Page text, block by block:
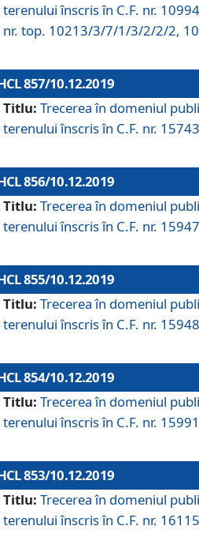
terenului înscris în C.F. nr.
nr. top. 10213/3/7/1/3/2/2/2,
857/10.12.2019
Titlu: Trecerea în domeniul
terenului înscris în C.F. nr.
856/10.12.2019
Titlu: Trecerea în domeniul
terenului înscris în C.F. nr.
855/10.12.2019
Titlu: Trecerea în domeniul
terenului înscris în C.F. nr.
854/10.12.2019
Titlu: Trecerea în domeniul
terenului înscris în C.F. nr.
853/10.12.2019
Titlu: Trecerea în domeniul
terenului înscris în C.F. nr.